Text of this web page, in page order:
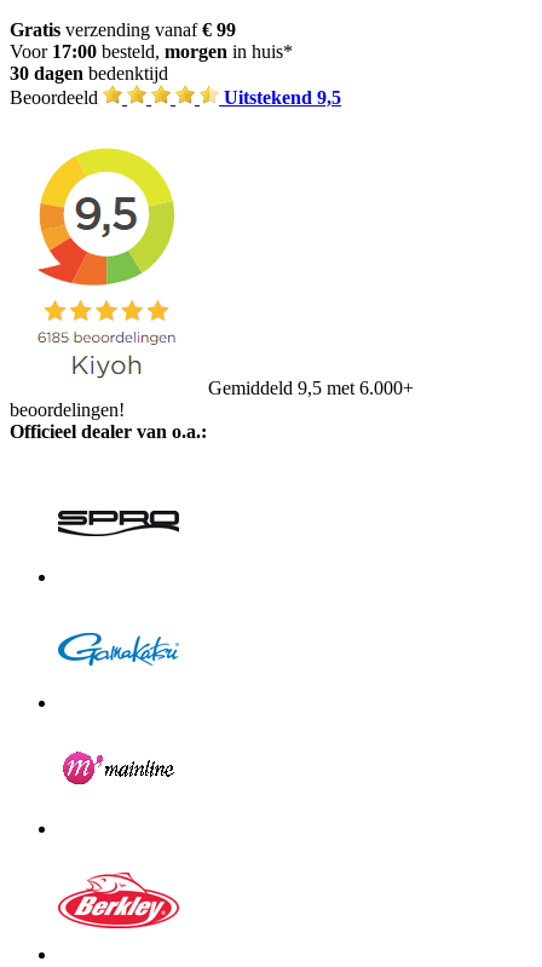
Gratis verzending vanaf€ 99
Voor 17:00 besteld, morgen in huis*
30 dagen bedenktijd
Beoordeeld
Uitstekend 9,5
Gemiddeld 9,5 met 6.000+
beoordelingen!
Officieel dealer van o.a.: